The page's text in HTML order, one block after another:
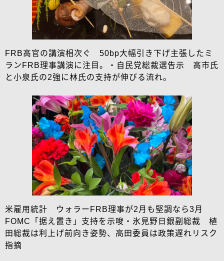
FRB高官の講演相次ぐ 50bp大幅引き下げ主張したミ
ランFRB理事講演に注目。・自民党総裁選告示 高市氏
と小泉氏の2強に林氏の支持が伸びる流れ。
米雇用統計 ウォラーFRB理事が2月も堅調なら3月
FOMC「据え置き」支持を示唆・氷見野日銀副総裁 植
田総裁は利上げ前向き姿勢、高田委員は政策遅れリスク
指摘